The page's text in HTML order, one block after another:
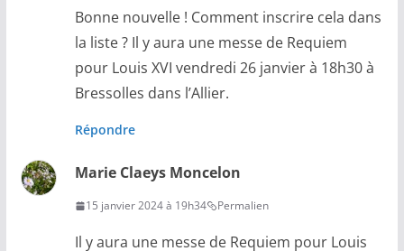
Bonne nouvelle ! Comment inscrire cela dans
la liste ? Il y aura une messe de Requiem
pour Louis XVI vendredi 26 janvier à 18h30 à
Bressolles dans l’Allier.
Répondre
Marie Claeys Moncelon
15 janvier 2024 à 19h34 Permalien
Il y aura une messe de Requiem pour Louis